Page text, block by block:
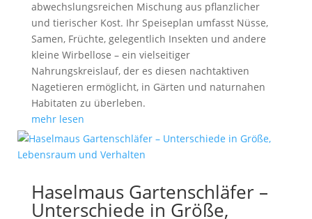
abwechslungsreichen Mischung aus pflanzlicher
und tierischer Kost. Ihr Speiseplan umfasst Nüsse,
Samen, Früchte, gelegentlich Insekten und andere
kleine Wirbellose – ein vielseitiger
Nahrungskreislauf, der es diesen nachtaktiven
Nagetieren ermöglicht, in Gärten und naturnahen
Habitaten zu überleben.
mehr lesen
Haselmaus Gartenschläfer –
Unterschiede in Größe,